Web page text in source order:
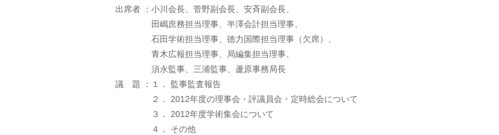
出席者 ： 小川会長、菅野副会長、安斉副会長、
田嶋庶務担当理事、半澤会計担当理事、
石田学術担当理事、徳力国際担当理事（欠席）、
青木広報担当理事、局編集担当理事、
須永監事、三浦監事、蘆原事務局長
議 題 ：
１． 監事監査報告
２． 2012年度の理事会・評議員会・定時総会について
３． 2012年度学術集会について
４． その他